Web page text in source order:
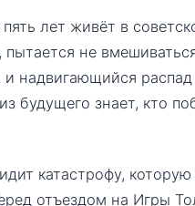
лет живёт в
не
надвигающийся
будущего знает, кто
катастрофу, которую
отъездом на Игры